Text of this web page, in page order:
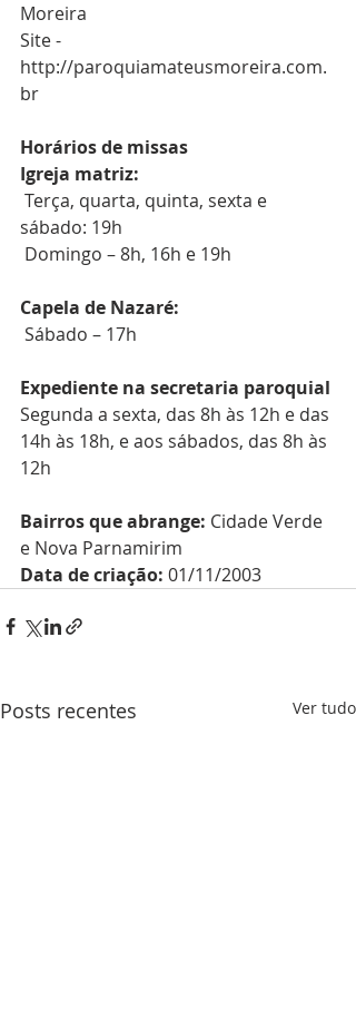
Moreira
Site -
http://paroquiamateusmoreira.com.
br
Horários de missas
Igreja matriz:
sábado: 19h
Domingo – 8h, 16h e 19h
Capela de Nazaré:
Sábado – 17h
Expediente na secretaria paroquial
Segunda a sexta, das 8h às 12h e das
14h às 18h, e aos sábados, das 8h às
12h
Bairros que abrange: Cidade Verde
e Nova Parnamirim
Data de criação: 01/11/2003
Posts recentes Ver tudo